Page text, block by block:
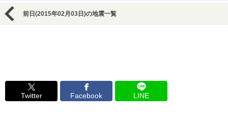
前日(2015年02月03日)の地震一覧
Twitter Facebook LINE